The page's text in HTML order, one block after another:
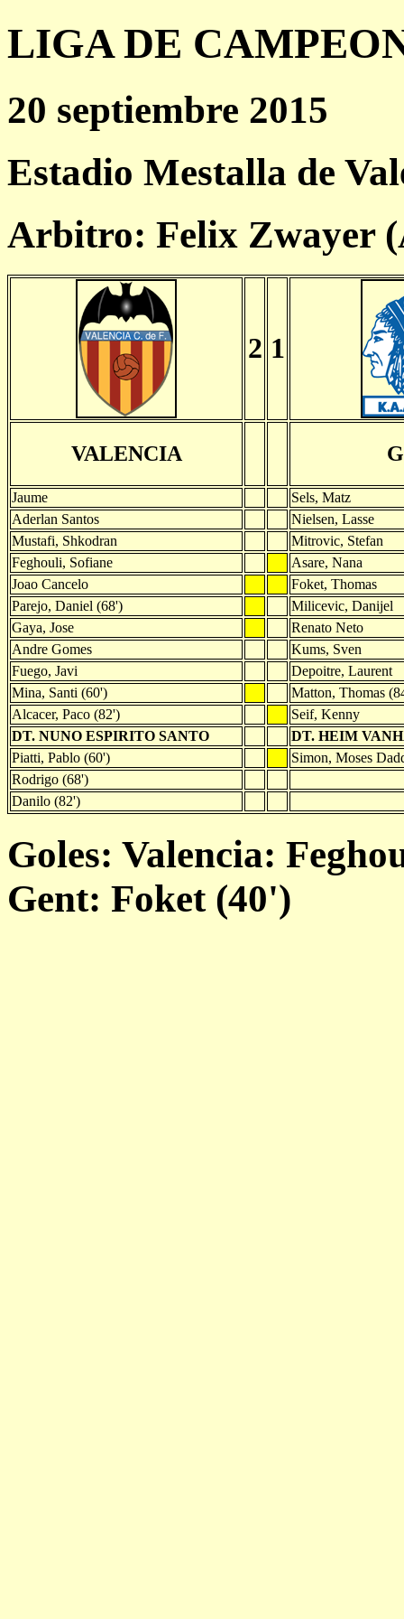
LIGA DE
20 septiembre 2015
Estadio Mestalla de
Arbitro: Felix Zwayer
2 1
VALENCIA
Jaume
Sels, Matz
Aderlan Santos
Nielsen, Lasse
Mustafi, Shkodran
Mitrovic, Stefan
Feghouli, Sofiane
Asare, Nana
Joao Cancelo
Foket, Thomas
Parejo, Daniel (68')
Milicevic, Danijel
Gaya, Jose
Renato Neto
Andre Gomes
Kums, Sven
Fuego, Javi
Depoitre, Laurent
Mina, Santi (60')
Matton, Thomas
Alcacer, Paco (82')
Seif, Kenny
DT. NUNO ESPIRITO SANTO
DT. HEIM
Piatti, Pablo (60')
Simon, Moses
Rodrigo (68')
Danilo (82')
Goles: Valencia:
Gent: Foket (40')